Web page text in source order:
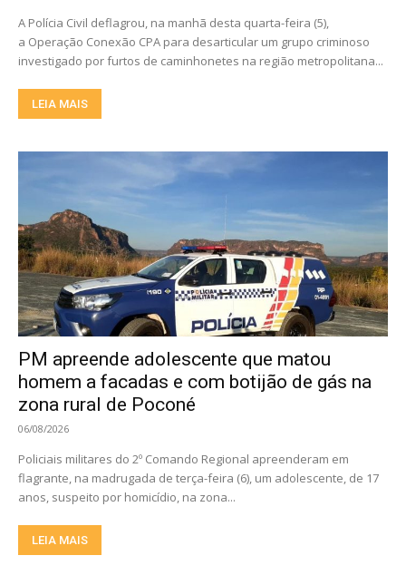
A Polícia Civil deflagrou, na manhã desta quarta-feira (5),
a Operação Conexão CPA para desarticular um grupo criminoso
investigado por furtos de caminhonetes na região metropolitana...
LEIA MAIS
PM apreende adolescente que matou
homem a facadas e com botijão de gás na
zona rural de Poconé
06/08/2026
Policiais militares do 2º Comando Regional apreenderam em
flagrante, na madrugada de terça-feira (6), um adolescente, de 17
anos, suspeito por homicídio, na zona...
LEIA MAIS